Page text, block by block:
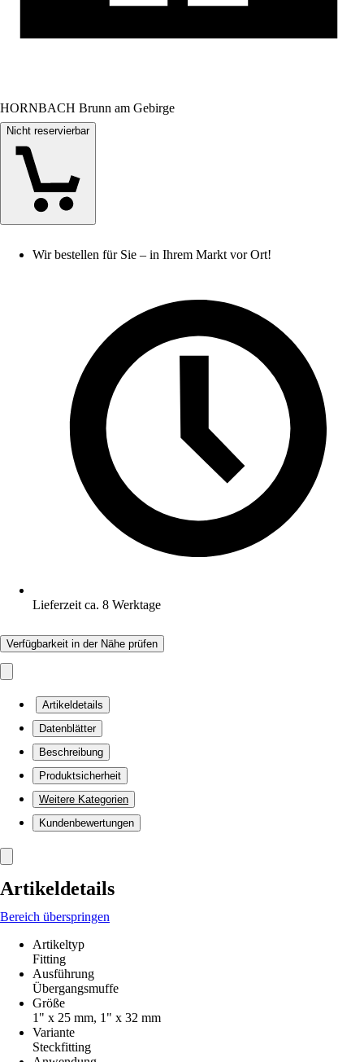
HORNBACH Brunn am Gebirge
Nicht reservierbar
Wir bestellen für Sie – in Ihrem Markt vor Ort!
Lieferzeit ca. 8 Werktage
Verfügbarkeit in der Nähe prüfen
Artikeldetails
Datenblätter
Beschreibung
Produktsicherheit
Weitere Kategorien
Kundenbewertungen
Artikeldetails
Bereich überspringen
Artikeltyp
Fitting
Ausführung
Übergangsmuffe
Größe
1" x 25 mm, 1" x 32 mm
Variante
Steckfitting